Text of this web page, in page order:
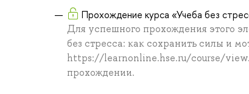
Прохождение курса «Учеба без
Для успешного прохождения этого
без стресса: как сохранить силы и
https://learnonline.hse.ru/course/
прохождении.